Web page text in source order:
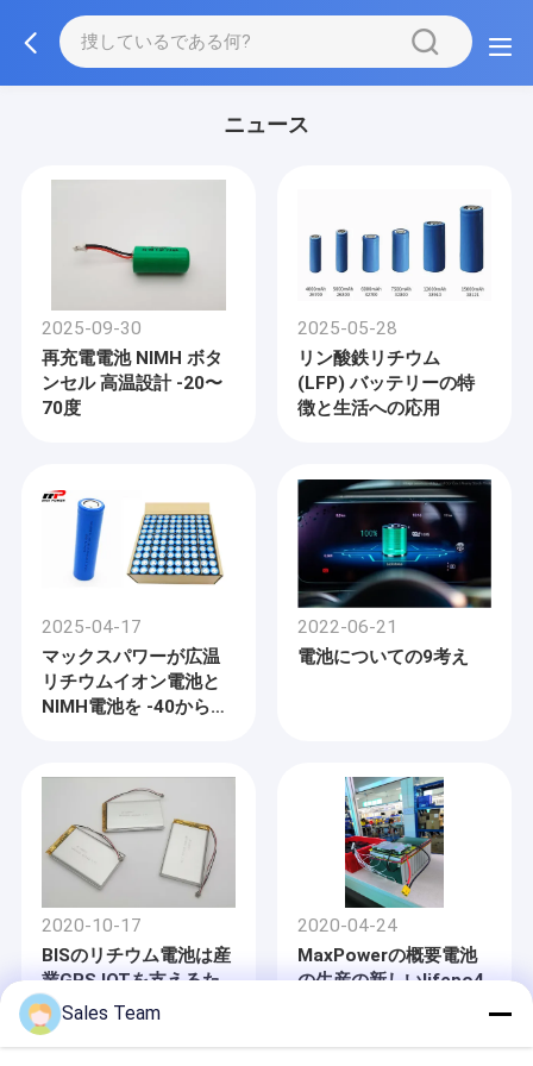
ニュース
2025-09-30
再充電電池 NIMH ボタ
ンセル 高温設計 -20〜
70度
2025-05-28
リン酸鉄リチウム
(LFP) バッテリーの特
徴と生活への応用
2025-04-17
マックスパワーが広温
リチウムイオン電池と
NIMH電池を -40から85
2022-06-21
電池についての9考え
2020-10-17
BISのリチウム電池は産
業GPS IOTを支えるた
めに進水した
2020-04-24
MaxPowerの概要電池
の生産の新しいlifepo4
Sales Team